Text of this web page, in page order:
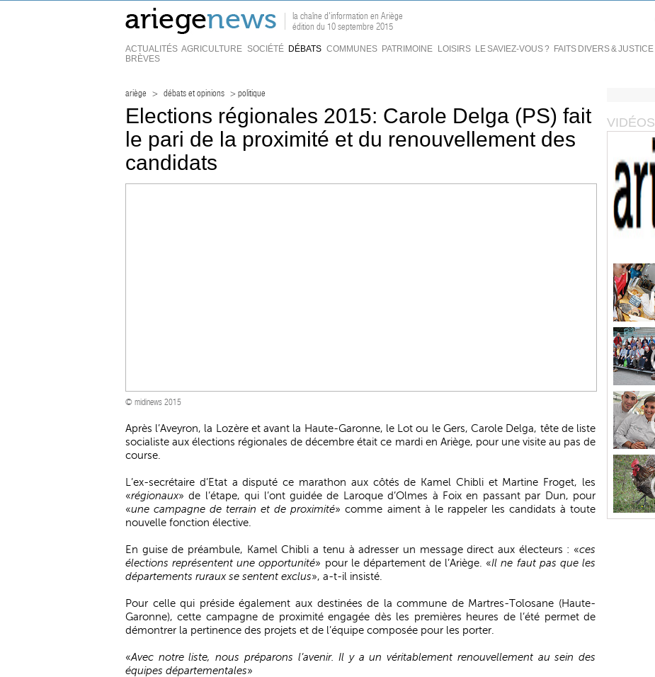
la chaîne d'information en Ariège
édition du 10 septembre 2015
ACTUALITÉS AGRICULTURE SOCIÉTÉ DÉBATS COMMUNES PATRIMOINE LOISIRS LE SAVIEZ-VOUS ? FAITS DIVERS & JUSTICE
BRÈVES
ariège > débats et opinions > politique
Elections régionales 2015: Carole Delga (PS) fait
le pari de la proximité et du renouvellement des
candidats
© midinews 2015
Après l’Aveyron, la Lozère et avant la Haute-Garonne, le Lot ou le Gers, Carole Delga, tête de liste
socialiste aux élections régionales de décembre était ce mardi en Ariège, pour une visite au pas de
course.
L’ex-secrétaire d’Etat a disputé ce marathon aux côtés de Kamel Chibli et Martine Froget, les
«régionaux» de l’étape, qui l’ont guidée de Laroque d’Olmes à Foix en passant par Dun, pour
«une campagne de terrain et de proximité» comme aiment à le rappeler les candidats à toute
nouvelle fonction élective.
En guise de préambule, Kamel Chibli a tenu à adresser un message direct aux électeurs : «ces
élections représentent une opportunité» pour le département de l’Ariège. «Il ne faut pas que les
départements ruraux se sentent exclus», a-t-il insisté.
Pour celle qui préside également aux destinées de la commune de Martres-Tolosane (Haute-
Garonne), cette campagne de proximité engagée dès les premières heures de l’été permet de
démontrer la pertinence des projets et de l’équipe composée pour les porter.
«Avec notre liste, nous préparons l’avenir. Il y a un véritablement renouvellement au sein des
équipes départementales»
VIDÉOS